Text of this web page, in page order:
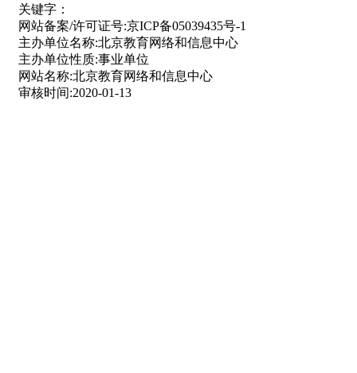
关键字：
网站备案/许可证号:京ICP备05039435号-1
主办单位名称:北京教育网络和信息中心
主办单位性质:事业单位
网站名称:北京教育网络和信息中心
审核时间:2020-01-13